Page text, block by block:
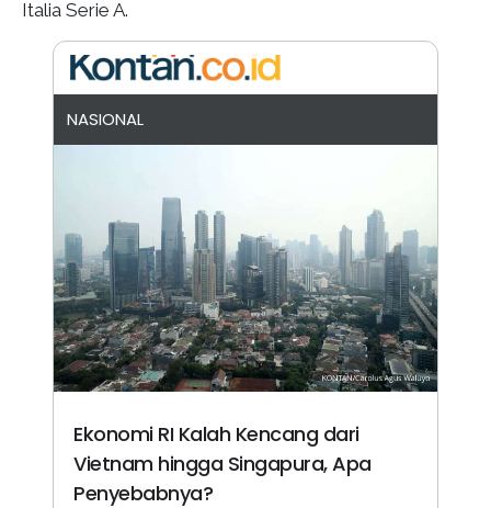
Italia Serie A.
NASIONAL
Ekonomi RI Kalah Kencang dari
Vietnam hingga Singapura, Apa
Penyebabnya?